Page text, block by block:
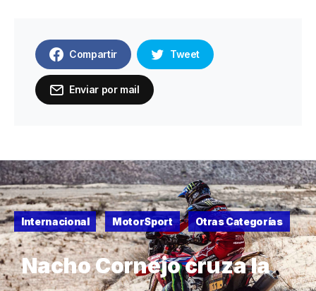
Compartir Tweet
Enviar por mail
Internacional MotorSport Otras Categorías
Nacho Cornejo cruza la